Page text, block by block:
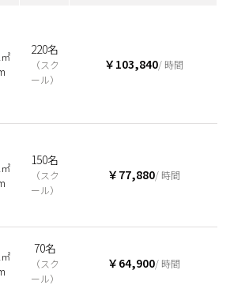
220名
（スク
ール）
￥103,840/ 時間
150名
（スク
ール）
￥77,880/ 時間
70名
（スク
ール）
￥64,900/ 時間